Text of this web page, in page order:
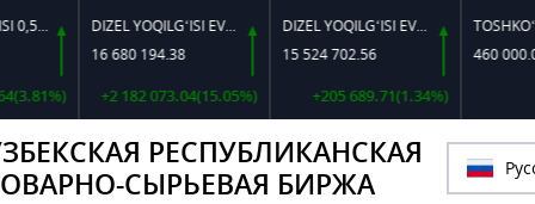
DIZEL YOQILG‘ISI EVRO L-K-4
16 680 194.38
+2 182 073.04(15.05%)
DIZEL YOQILG‘ISI EVRO-L II K-4 SSDF
15 524 702.56
+205 689.71(1.34%)
460 000.00
РЕСПУБЛИКАНСКАЯ
СЫРЬЕВАЯ БИРЖА